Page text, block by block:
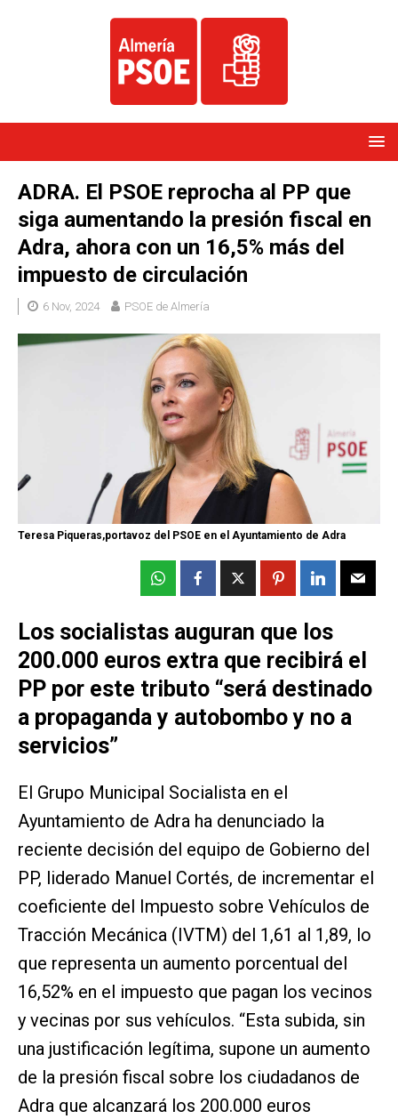
ADRA. El PSOE reprocha al PP que
siga aumentando la presión fiscal en
Adra, ahora con un 16,5% más del
impuesto de circulación
6 Nov, 2024 PSOE de Almería
Teresa Piqueras,portavoz del PSOE en el Ayuntamiento de Adra
Los socialistas auguran que los
200.000 euros extra que recibirá el
PP por este tributo “será destinado
a propaganda y autobombo y no a
servicios”
El Grupo Municipal Socialista en el
Ayuntamiento de Adra ha denunciado la
reciente decisión del equipo de Gobierno del
PP, liderado Manuel Cortés, de incrementar el
coeficiente del Impuesto sobre Vehículos de
Tracción Mecánica (IVTM) del 1,61 al 1,89, lo
que representa un aumento porcentual del
16,52% en el impuesto que pagan los vecinos
y vecinas por sus vehículos. “Esta subida, sin
una justificación legítima, supone un aumento
de la presión fiscal sobre los ciudadanos de
Adra que alcanzará los 200.000 euros